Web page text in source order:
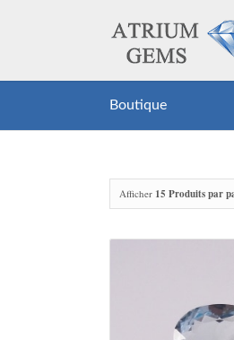
Boutique
Afficher 15 Produits par